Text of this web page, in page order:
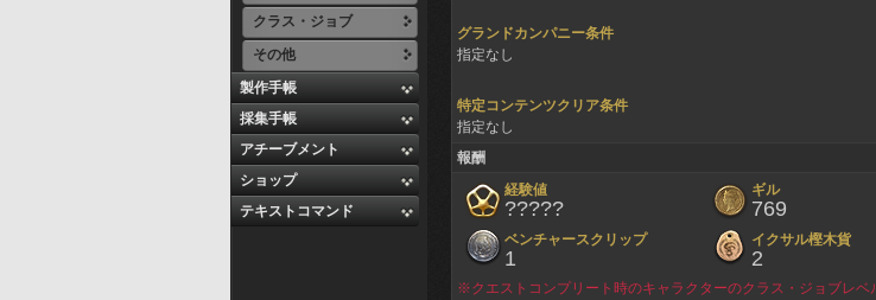
クラス・ジョブ
その他
製作手帳
採集手帳
アチーブメント
ショップ
テキストコマンド
グランドカンパニー条件
指定なし
特定コンテンツクリア条件
指定なし
報酬
経験値
?????
ギル
769
ベンチャースクリップ
1
イクサル樫木貨
2
※クエストコンプリート時のキャラクターのクラス・ジョブレベ